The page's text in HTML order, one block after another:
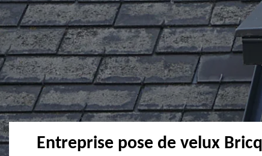
Entreprise pose de velux